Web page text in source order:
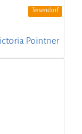
Teisendorf
Pointner